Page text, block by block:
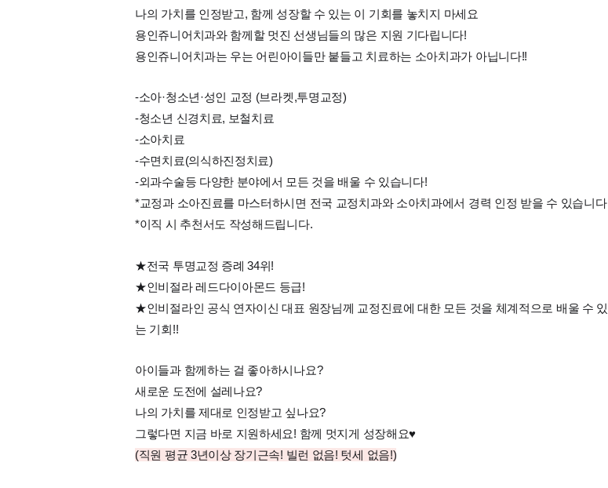
나의 가치를 인정받고, 함께 성장할 수 있는 이 기회를 놓치지 마세요
용인쥬니어치과와 함께할 멋진 선생님들의 많은 지원 기다립니다!
용인쥬니어치과는 우는 어린아이들만 붙들고 치료하는 소아치과가 아닙니다!!
-소아·청소년·성인 교정 (브라켓,투명교정)
-청소년 신경치료, 보철치료
-소아치료
-수면치료(의식하진정치료)
-외과수술등 다양한 분야에서 모든 것을 배울 수 있습니다!
*교정과 소아진료를 마스터하시면 전국 교정치과와 소아치과에서 경력 인정 받을 수 있습니다
*이직 시 추천서도 작성해드립니다.
★전국 투명교정 증례 34위!
★인비절라 레드다이아몬드 등급!
★인비절라인 공식 연자이신 대표 원장님께 교정진료에 대한 모든 것을 체계적으로 배울 수 있
는 기회!!
아이들과 함께하는 걸 좋아하시나요?
새로운 도전에 설레나요?
나의 가치를 제대로 인정받고 싶나요?
그렇다면 지금 바로 지원하세요! 함께 멋지게 성장해요♥
(직원 평균 3년이상 장기근속! 빌런 없음! 텃세 없음!)